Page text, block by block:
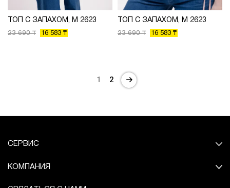
ТОП С ЗАПАХОМ, М 2623
23 690 ₸
16 583 ₸
ТОП С ЗАПАХОМ, М 2623
23 690 ₸
16 583 ₸
1 2
СЕРВИС
КОМПАНИЯ